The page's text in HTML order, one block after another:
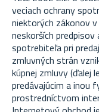
veciach ochrany
niektorých zákonov
neskorších
spotrebiteľa pri
zmluvných strán
kúpnej zmluvy (ďalej
predávajúcim a inou
prostredníctvom